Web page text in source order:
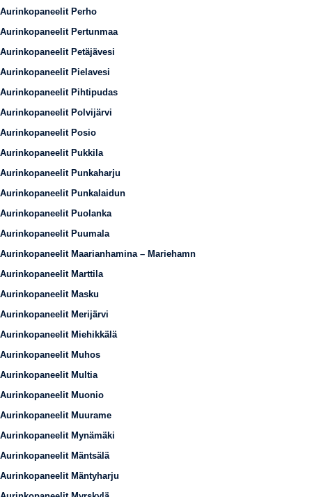
Aurinkopaneelit Perho
Aurinkopaneelit Pertunmaa
Aurinkopaneelit Petäjävesi
Aurinkopaneelit Pielavesi
Aurinkopaneelit Pihtipudas
Aurinkopaneelit Polvijärvi
Aurinkopaneelit Posio
Aurinkopaneelit Pukkila
Aurinkopaneelit Punkaharju
Aurinkopaneelit Punkalaidun
Aurinkopaneelit Puolanka
Aurinkopaneelit Puumala
Aurinkopaneelit Maarianhamina – Mariehamn
Aurinkopaneelit Marttila
Aurinkopaneelit Masku
Aurinkopaneelit Merijärvi
Aurinkopaneelit Miehikkälä
Aurinkopaneelit Muhos
Aurinkopaneelit Multia
Aurinkopaneelit Muonio
Aurinkopaneelit Muurame
Aurinkopaneelit Mynämäki
Aurinkopaneelit Mäntsälä
Aurinkopaneelit Mäntyharju